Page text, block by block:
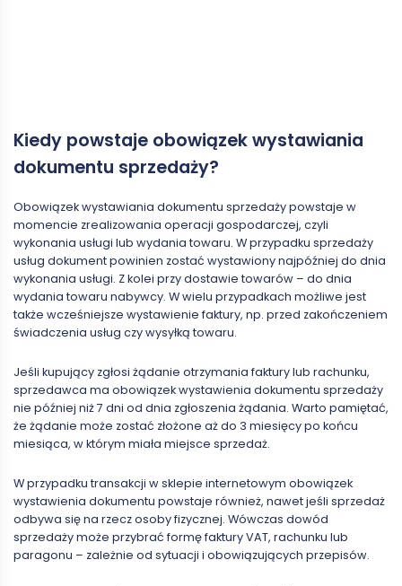
Kiedy powstaje obowiązek wystawiania
dokumentu sprzedaży?
Obowiązek wystawiania dokumentu sprzedaży powstaje w
momencie zrealizowania operacji gospodarczej, czyli
wykonania usługi lub wydania towaru. W przypadku sprzedaży
usług dokument powinien zostać wystawiony najpóźniej do dnia
wykonania usługi. Z kolei przy dostawie towarów – do dnia
wydania towaru nabywcy. W wielu przypadkach możliwe jest
także wcześniejsze wystawienie faktury, np. przed zakończeniem
świadczenia usług czy wysyłką towaru.
Jeśli kupujący zgłosi żądanie otrzymania faktury lub rachunku,
sprzedawca ma obowiązek wystawienia dokumentu sprzedaży
nie później niż 7 dni od dnia zgłoszenia żądania. Warto pamiętać,
że żądanie może zostać złożone aż do 3 miesięcy po końcu
miesiąca, w którym miała miejsce sprzedaż.
W przypadku transakcji w sklepie internetowym obowiązek
wystawienia dokumentu powstaje również, nawet jeśli sprzedaż
odbywa się na rzecz osoby fizycznej. Wówczas dowód
sprzedaży może przybrać formę faktury VAT, rachunku lub
paragonu – zależnie od sytuacji i obowiązujących przepisów.